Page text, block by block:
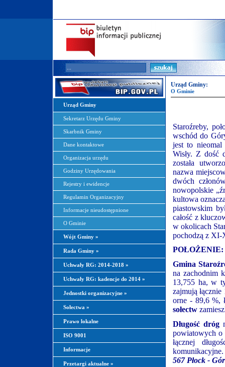
Urząd Gminy
Sekretarz Urzędu Gminy
Skarbnik Gminy
Dane kontaktowe
Organizacja urzędu
Godziny Urzędowania
Rejestry i ewidencje
Regulamin Organizacyjny
Informacje nieudostępnione
O Gminie
Wójt Gminy »
Rada Gminy »
Uchwały RG: 2014-2018 »
Uchwały RG: kadencje do 2014 »
Jednostki organizacyjne »
Sołectwa »
Prawo lokalne
ISO 9001
Informacje
Przetargi aktualne »
Urząd Gminy:
O Gminie
Staroźreby,
wschód do
jest to
Wisły. Z dość
została
nazwa
dwóch
nowopolskie
kultowa
piastowskim
całość z
w okolicach
pochodzą z
POŁOŻENIE:
Gmina
na zachodnim
13,755 ha, w
zajmują
orne - 89,6 %,
sołectw
Długość dróg
powiatowych o
łącznej
567 Płock -